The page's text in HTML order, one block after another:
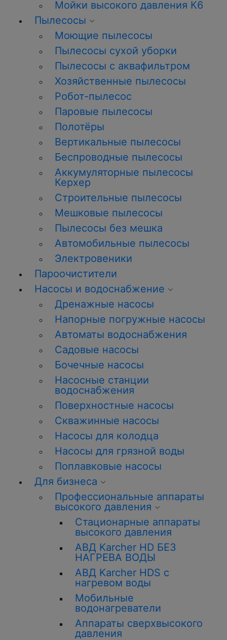
Мойки высокого давления К6
Пылесосы
Моющие пылесосы
Пылесосы сухой уборки
Пылесосы с аквафильтром
Хозяйственные пылесосы
Робот-пылесос
Паровые пылесосы
Полотёры
Вертикальные пылесосы
Беспроводные пылесосы
Аккумуляторные пылесосы
Керхер
Строительные пылесосы
Мешковые пылесосы
Пылесосы без мешка
Автомобильные пылесосы
Электровеники
Пароочистители
Насосы и водоснабжение
Дренажные насосы
Напорные погружные насосы
Автоматы водоснабжения
Садовые насосы
Бочечные насосы
Насосные станции
водоснабжения
Поверхностные насосы
Скважинные насосы
Насосы для колодца
Насосы для грязной воды
Поплавковые насосы
Для бизнеса
Профессиональные аппараты
высокого давления
Стационарные аппараты
высокого давления
АВД Karcher HD БЕЗ
НАГРЕВА ВОДЫ
АВД Karcher HDS с
нагревом воды
Мобильные
водонагреватели
Аппараты сверхвысокого
давления